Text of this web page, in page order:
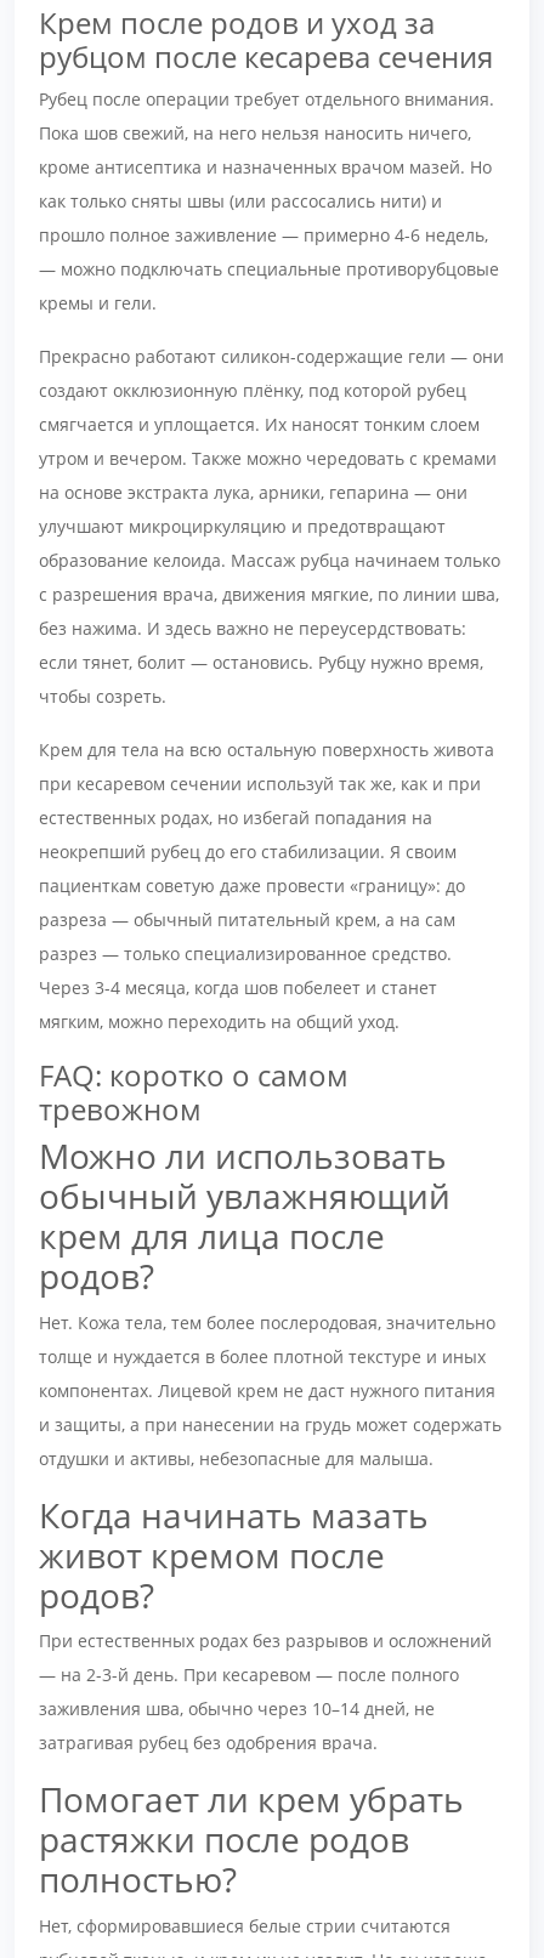
Крем после родов и уход за
рубцом после кесарева сечения
Рубец после операции требует отдельного внимания.
Пока шов свежий, на него нельзя наносить ничего,
кроме антисептика и назначенных врачом мазей. Но
как только сняты швы (или рассосались нити) и
прошло полное заживление — примерно 4-6 недель,
— можно подключать специальные противорубцовые
кремы и гели.
Прекрасно работают силикон-содержащие гели — они
создают окклюзионную плёнку, под которой рубец
смягчается и уплощается. Их наносят тонким слоем
утром и вечером. Также можно чередовать с кремами
на основе экстракта лука, арники, гепарина — они
улучшают микроциркуляцию и предотвращают
образование келоида. Массаж рубца начинаем только
с разрешения врача, движения мягкие, по линии шва,
без нажима. И здесь важно не переусердствовать:
если тянет, болит — остановись. Рубцу нужно время,
чтобы созреть.
Крем для тела на всю остальную поверхность живота
при кесаревом сечении используй так же, как и при
естественных родах, но избегай попадания на
неокрепший рубец до его стабилизации. Я своим
пациенткам советую даже провести «границу»: до
разреза — обычный питательный крем, а на сам
разрез — только специализированное средство.
Через 3-4 месяца, когда шов побелеет и станет
мягким, можно переходить на общий уход.
FAQ: коротко о самом
тревожном
Можно ли использовать
обычный увлажняющий
крем для лица после
родов?
Нет. Кожа тела, тем более послеродовая, значительно
толще и нуждается в более плотной текстуре и иных
компонентах. Лицевой крем не даст нужного питания
и защиты, а при нанесении на грудь может содержать
отдушки и активы, небезопасные для малыша.
Когда начинать мазать
живот кремом после
родов?
При естественных родах без разрывов и осложнений
— на 2-3-й день. При кесаревом — после полного
заживления шва, обычно через 10–14 дней, не
затрагивая рубец без одобрения врача.
Помогает ли крем убрать
растяжки после родов
полностью?
Нет, сформировавшиеся белые стрии считаются